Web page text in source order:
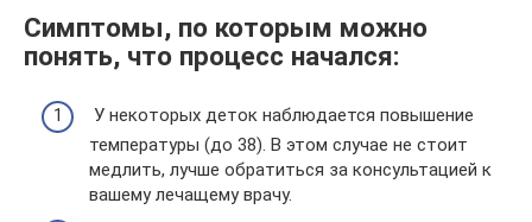
Симптомы, по которым можно
понять, что процесс начался:
У некоторых деток наблюдается повышение
температуры (до 38). В этом случае не стоит
медлить, лучше обратиться за консультацией к
вашему лечащему врачу.